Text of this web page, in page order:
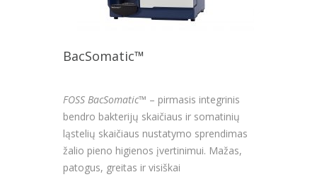
BacSomatic™
FOSS BacSomatic™ – pirmasis integrinis
bendro bakterijų skaičiaus ir somatinių
ląstelių skaičiaus nustatymo sprendimas
žalio pieno higienos įvertinimui. Mažas,
patogus, greitas ir visiškai